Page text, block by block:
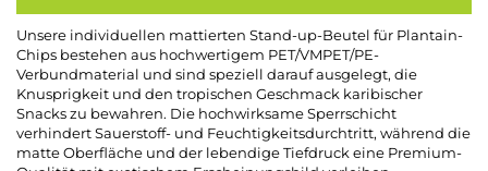
Unsere individuellen mattierten Stand-up-Beutel für Plantain-
Chips bestehen aus hochwertigem PET/VMPET/PE-
Verbundmaterial und sind speziell darauf ausgelegt, die
Knusprigkeit und den tropischen Geschmack karibischer
Snacks zu bewahren. Die hochwirksame Sperrschicht
verhindert Sauerstoff- und Feuchtigkeitsdurchtritt, während die
matte Oberfläche und der lebendige Tiefdruck eine Premium-